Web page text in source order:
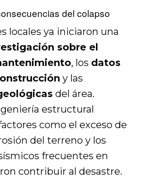
del colapso
locales ya iniciaron una
sobre el
, los datos
y las
del área.
estructural
como el exceso de
del terreno y los
frecuentes en
contribuir al desastre.